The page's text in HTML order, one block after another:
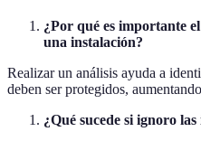
¿Por qué es importante
una instalación?
Realizar un análisis ayuda a
deben ser protegidos,
¿Qué sucede si ignoro